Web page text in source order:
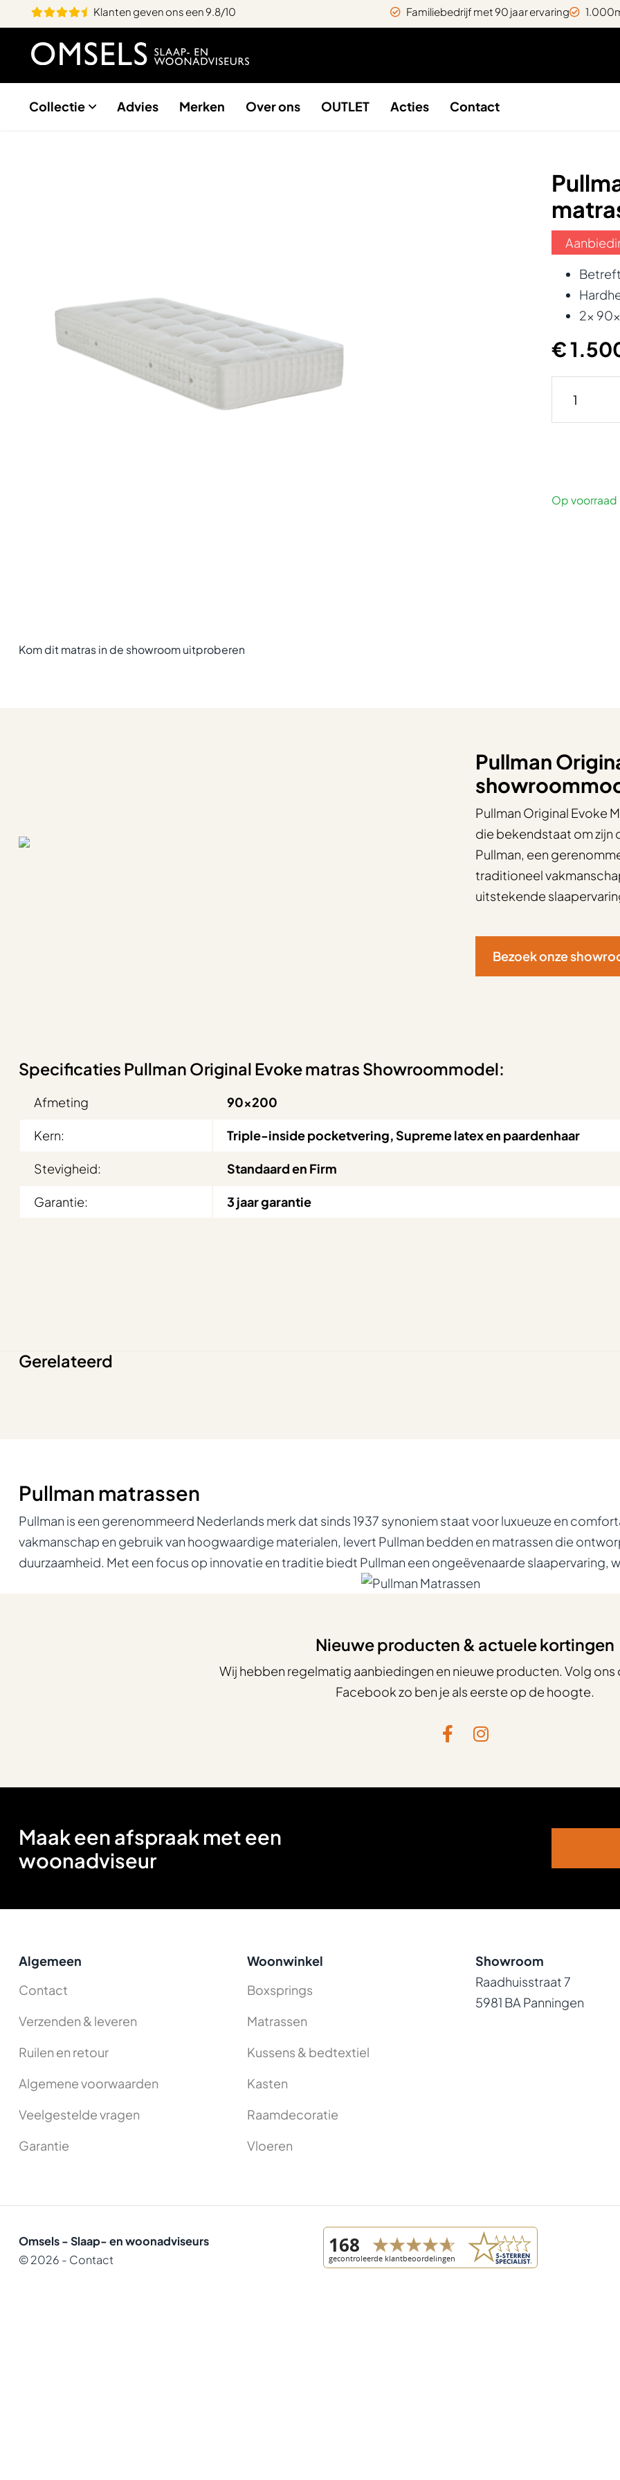
Klanten geven ons een 9.8/10 Familiebedrijf met 90 jaar ervaring
Collectie Advies Merken Over ons OUTLET Acties Contact
Kom dit matras in de showroom uitproberen
2x
€
Op voorraad
Pullman
Pullman Original Evoke
die bekendstaat om zijn
Pullman, een
traditioneel
uitstekende
Bezoek onze
Specificaties Pullman Original Evoke matras Showroommodel:
Afmeting 90×200
Kern: Triple-inside pocketvering, Supreme latex en paardenhaar
Stevigheid: Standaard en Firm
Garantie: 3 jaar garantie
Gerelateerd
Pullman matrassen
Pullman is een gerenommeerd Nederlands merk dat sinds 1937 synoniem staat voor luxueuze en
vakmanschap en gebruik van hoogwaardige materialen, levert Pullman bedden en matrassen die
duurzaamheid. Met een focus op innovatie en traditie biedt Pullman een ongeëvenaarde slaapervaring,
Nieuwe producten & actuele kortingen
Wij hebben regelmatig aanbiedingen en nieuwe producten. Volg ons
Facebook zo ben je als eerste op de hoogte.
Maak een afspraak met een
woonadviseur
Algemeen
Contact
Verzenden & leveren
Ruilen en retour
Algemene voorwaarden
Veelgestelde vragen
Garantie
Woonwinkel
Boxsprings
Matrassen
Kussens & bedtextiel
Kasten
Raamdecoratie
Vloeren
Showroom
Raadhuisstraat 7
5981 BA Panningen
Omsels - Slaap- en woonadviseurs
© 2026 - Contact